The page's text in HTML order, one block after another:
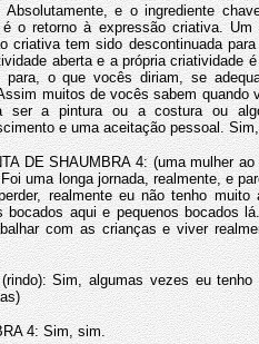
Absolutamente, e o ingrediente
é o retorno à expressão criativa.
criativa tem sido descontinuada
aberta e a própria criatividade
para, o que vocês diriam, se
muitos de vocês sabem quando
ser a pintura ou a costura ou
e uma aceitação pessoal.
DE SHAUMBRA 4: (uma mulher
uma longa jornada, realmente, e
realmente eu não tenho
bocados aqui e pequenos bocados
com as crianças e viver
Sim, algumas vezes eu
4: Sim, sim.